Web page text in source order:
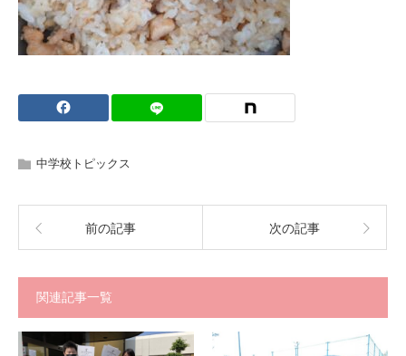
中学校トピックス
前の記事 次の記事
関連記事一覧